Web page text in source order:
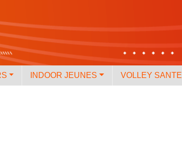
INDOOR JEUNES VOLLEY SANTE